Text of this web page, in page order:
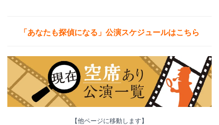
「あなたも探偵になる」公演スケジュールはこちら
【他ページに移動します】